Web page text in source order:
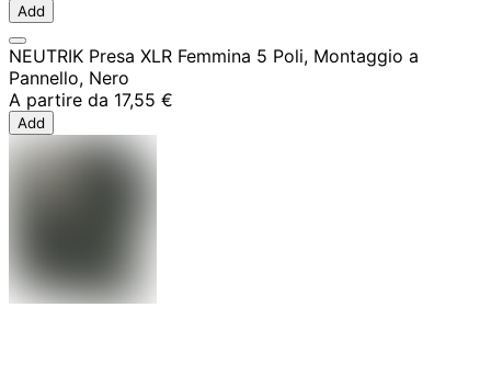
Add
NEUTRIK Presa XLR Femmina 5 Poli, Montaggio a
Pannello, Nero
A partire da 17,55 €
Add